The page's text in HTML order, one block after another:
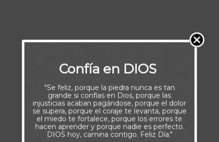
Confía en DIOS
"Se feliz, porque la piedra nunca es tan
grande si confías en Dios, porque las
injusticias acaban pagándose, porque el dolor
se supera, porque el coraje te levanta, porque
el miedo te fortalece, porque los errores te
hacen aprender y porque nadie es perfecto.
DIOS hoy, camina contigo. Feliz Día."